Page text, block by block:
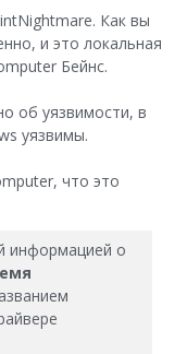
Как вы
и это локальная
Бейнс.
об уязвимости, в
уязвимы.
что это
информацией о